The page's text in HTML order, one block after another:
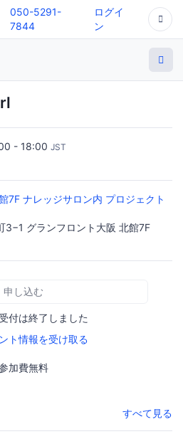
050-5291-
7844
ログイ
ン
- 18:00 JST
7F ナレッジサロン内 プロジェクト
3−1 グランフロント大阪 北館7F
申し込む
付は終了しました
ト情報を受け取る
加費無料
すべて見る